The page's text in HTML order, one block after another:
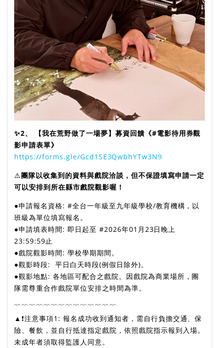
✨️2、 【我在荒野做了一場夢】募資回饋《#電影待用券觀
影申請表單》
https://forms.gle/Gcd1SE3QwbhYTw3N9
⚠️團隊以收集到的資料與戲院洽談，但不保證填寫申請一定
可以安排到所在縣市戲院觀影喔！
●申請報名資格: #全台一年級至九年級學校/教育機構，以
班級為單位填寫報名。
●申請填表時間: 即日起至 #2026年01月23日晚上
23:59:59止
●戲院觀影時間: 學校學期期間。
●觀影時段: 平日白天時段(例假日除外)。
●觀影地點: 各地區可配合之戲院。因戲院為商業場所，團
隊需尊重合作戲院單位安排之時間為準。
﹌﹌﹌﹌﹌﹌﹌﹌﹌﹌﹌﹌﹌﹌
▲❗️注意事項1: 報名成功收到通知者，需自行負擔交通、保
險、餐飲，並自行抵達指定戲院，依照戲院指示報到入場。
未成年者須取得監護人同意。